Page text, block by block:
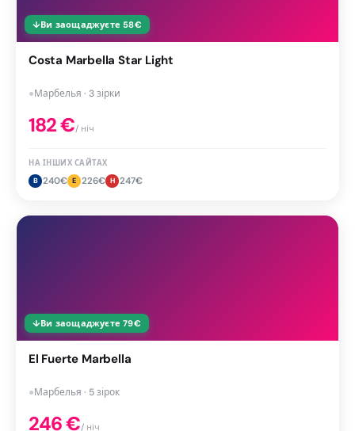
↓Ви заощаджуєте 58€
Costa Marbella Star Light
●Марбелья · 3 зірки
182€/ ніч
НА ІНШИХ САЙТАХ
B 240€ E 226€ H 247€
↓Ви заощаджуєте 79€
El Fuerte Marbella
●Марбелья · 5 зірок
246€/ ніч